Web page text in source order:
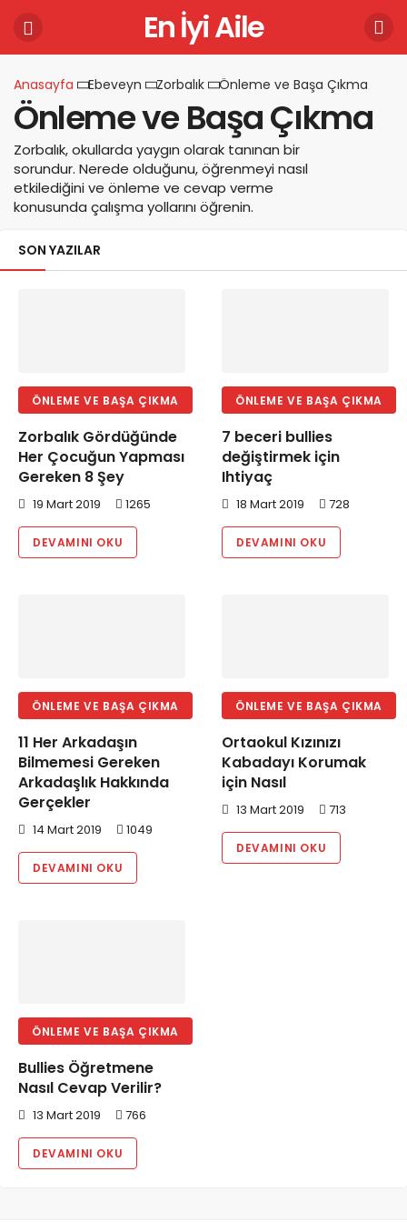
En İyi Aile
Anasayfa Ebeveyn Zorbalık Önleme ve Başa Çıkma
Önleme ve Başa Çıkma
Zorbalık, okullarda yaygın olarak tanınan bir
sorundur. Nerede olduğunu, öğrenmeyi nasıl
etkilediğini ve önleme ve cevap verme
konusunda çalışma yollarını öğrenin.
SON YAZILAR
ÖNLEME VE BAŞA ÇIKMA
Zorbalık Gördüğünde
Her Çocuğun Yapması
Gereken 8 Şey
19 Mart 2019 1265
DEVAMINI OKU
ÖNLEME VE BAŞA ÇIKMA
7 beceri bullies
değiştirmek için
Ihtiyaç
18 Mart 2019 728
DEVAMINI OKU
ÖNLEME VE BAŞA ÇIKMA
11 Her Arkadaşın
Bilmemesi Gereken
Arkadaşlık Hakkında
Gerçekler
14 Mart 2019 1049
DEVAMINI OKU
ÖNLEME VE BAŞA ÇIKMA
Ortaokul Kızınızı
Kabadayı Korumak
için Nasıl
13 Mart 2019 713
DEVAMINI OKU
ÖNLEME VE BAŞA ÇIKMA
Bullies Öğretmene
Nasıl Cevap Verilir?
13 Mart 2019 766
DEVAMINI OKU